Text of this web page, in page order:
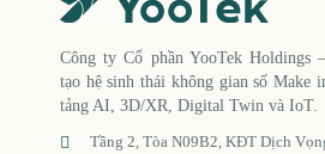
Công ty Cổ phần YooTek
tạo hệ sinh thái không gian số Make
tảng AI, 3D/XR, Digital Twin và IoT.
Tầng 2, Tòa N09B2, KĐT Dịch